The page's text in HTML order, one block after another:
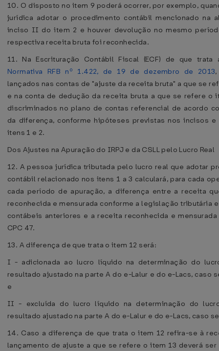
10. O disposto no item 9 poderá ocorrer, por exemplo,
jurídica adotar o procedimento contábil mencionado na
inciso II do item 2 e houver devolução no mesmo
respectiva receita bruta foi reconhecida.
11. Na Escrituração Contábil Fiscal (ECF) de que
Normativa RFB nº 1.422, de 19 de dezembro de 2013
lançados nas contas de "ajuste da receita bruta" a que se
e na conta de dedução da receita bruta a que se refere o
discriminados no plano de contas referencial de acordo
da diferença, conforme hipóteses previstas nos incisos e
itens 1 e 2.
Dos Ajustes na Apuração do IRPJ e da CSLL pelo Lucro Real
12. A pessoa jurídica tributada pelo lucro real que adotar
contábil relacionado nos itens 1 a 3 calculará, para cada
cada período de apuração, a diferença entre a receita
reconhecida e mensurada conforme a legislação tributária
contábeis anteriores e a receita reconhecida e
CPC 47.
13. A diferença de que trata o item 12 será:
I - adicionada ao lucro líquido na determinação do
resultado ajustado na parte A do e-Lalur e do e-Lacs, caso
e
II - excluída do lucro líquido na determinação do
resultado ajustado na parte A do e-Lalur e do e-Lacs, caso
14. Caso a diferença de que trata o item 12 refira-se à
lançamento de ajuste a que se refere o item 13 deverá